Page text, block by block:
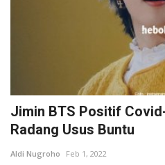
Jimin BTS Positif
Radang Usus Buntu
Aldi Nugroho Feb 1, 2022